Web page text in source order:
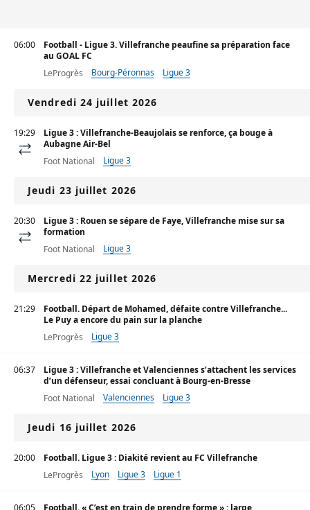
06:00
Football - Ligue 3. Villefranche peaufine sa préparation face
au GOAL FC
LeProgrès
Bourg-Péronnas Ligue 3
Vendredi 24 juillet 2026
19:29
Ligue 3 : Villefranche-Beaujolais se renforce, ça bouge à
Aubagne Air-Bel
Foot National
Ligue 3
Jeudi 23 juillet 2026
20:30
Ligue 3 : Rouen se sépare de Faye, Villefranche mise sur sa
formation
Foot National
Ligue 3
Mercredi 22 juillet 2026
21:29
Football. Départ de Mohamed, défaite contre Villefranche...
Le Puy a encore du pain sur la planche
LeProgrès
Ligue 3
06:37
Ligue 3 : Villefranche et Valenciennes s’attachent les services
d’un défenseur, essai concluant à Bourg-en-Bresse
Foot National
Valenciennes Ligue 3
Jeudi 16 juillet 2026
20:00
Football. Ligue 3 : Diakité revient au FC Villefranche
LeProgrès
Lyon Ligue 3 Ligue 1
06:05 Football. « C’est en train de prendre forme » : large